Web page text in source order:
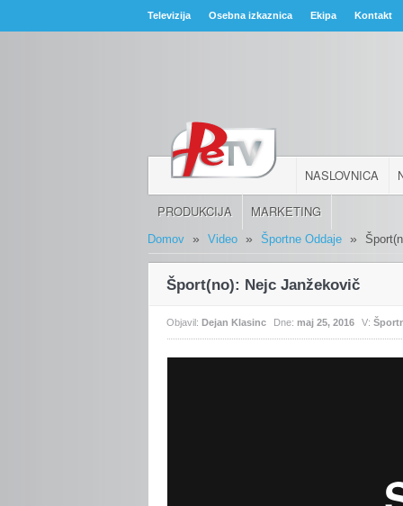
Televizija Osebna izkaznica Ekipa Kontakt
NASLOVNICA
PRODUKCIJA MARKETING
Domov » Video » Športne Oddaje »
Šport(no): Nejc Janžekovič
Objavil:Dejan Klasinc Dne:maj 25, 2016 V: